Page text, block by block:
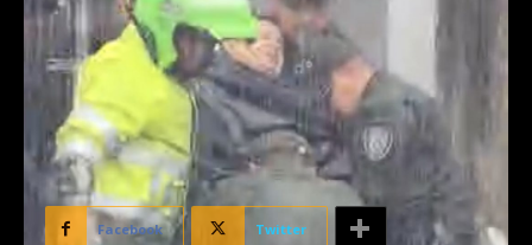
Facebook Twitter